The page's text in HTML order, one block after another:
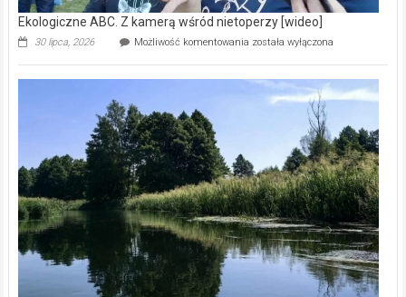
Ekologiczne ABC. Z kamerą wśród nietoperzy [wideo]
30 lipca, 2026 Możliwość komentowania Ekologiczne
kamerą
wśród
została wyłączona